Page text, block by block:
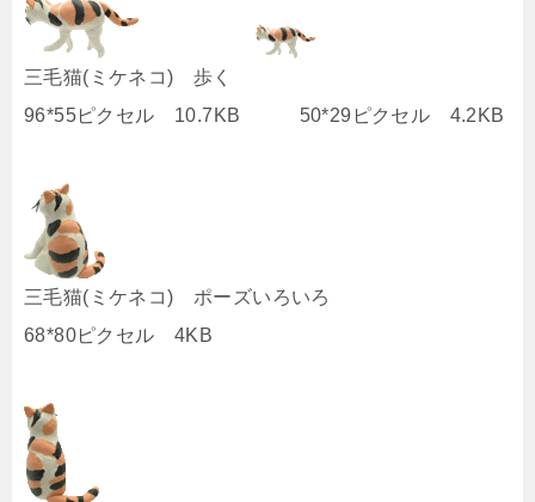
三毛猫(ミケネコ) 歩く
96*55ピクセル 10.7KB 50*29ピクセル 4.2KB
三毛猫(ミケネコ) ポーズいろいろ
68*80ピクセル 4KB